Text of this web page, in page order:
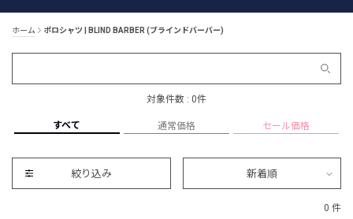
ホーム ポロシャツ | BLIND BARBER (ブラインドバーバー)
対象件数 : 0件
すべて 通常価格 セール価格
絞り込み 新着順
0 件